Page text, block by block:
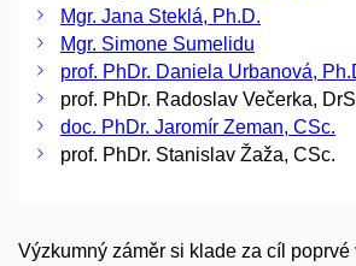
Mgr. Jana Steklá, Ph.D.
Mgr. Simone Sumelidu
prof. PhDr. Daniela Urbanová,
prof. PhDr. Radoslav Večerka,
doc. PhDr. Jaromír Zeman, CSc.
prof. PhDr. Stanislav Žaža, CSc.
Výzkumný záměr si klade za cíl poprvé